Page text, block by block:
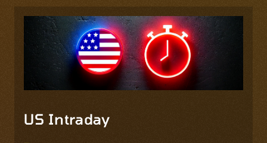
US Intraday